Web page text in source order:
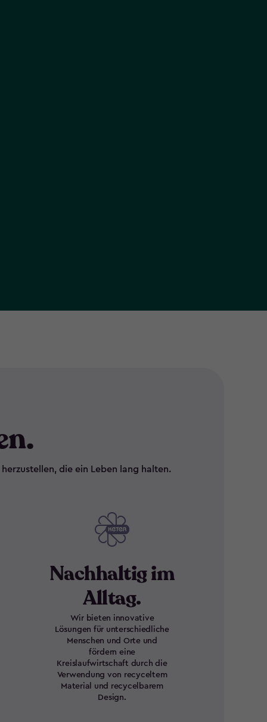
die ein Leben lang halten.
Nachhaltig im
Alltag.
Wir bieten innovative
Lösungen für unterschiedliche
Menschen und Orte und
fördern eine
Kreislaufwirtschaft durch die
Verwendung von recyceltem
Material und recycelbarem
Design.